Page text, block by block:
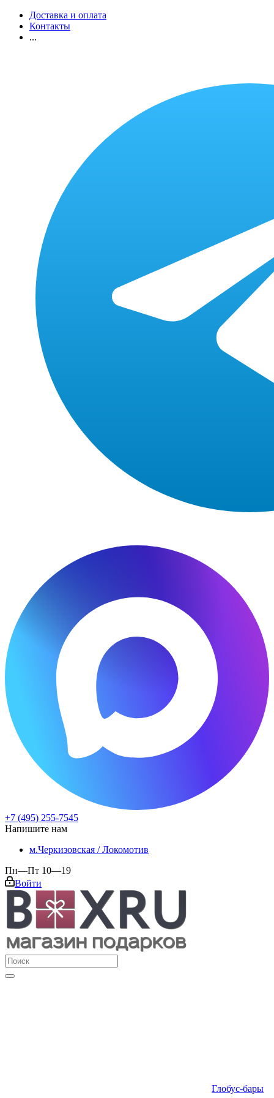
Доставка и оплата
Контакты
...
+7 (495) 255-7545
Напишите нам
м.Черкизовская / Локомотив
Пн—Пт 10—19
Войти
Глобус-бары